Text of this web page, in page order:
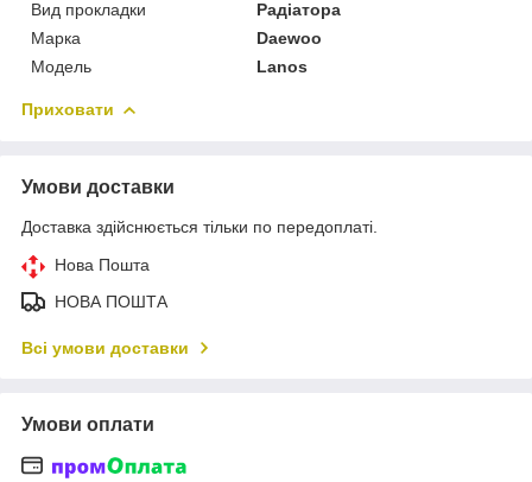
Вид прокладки
Радіатора
Марка
Daewoo
Модель
Lanos
Приховати
Умови доставки
Доставка здійснюється тільки по передоплаті.
Нова Пошта
НОВА ПОШТА
Всі умови доставки
Умови оплати